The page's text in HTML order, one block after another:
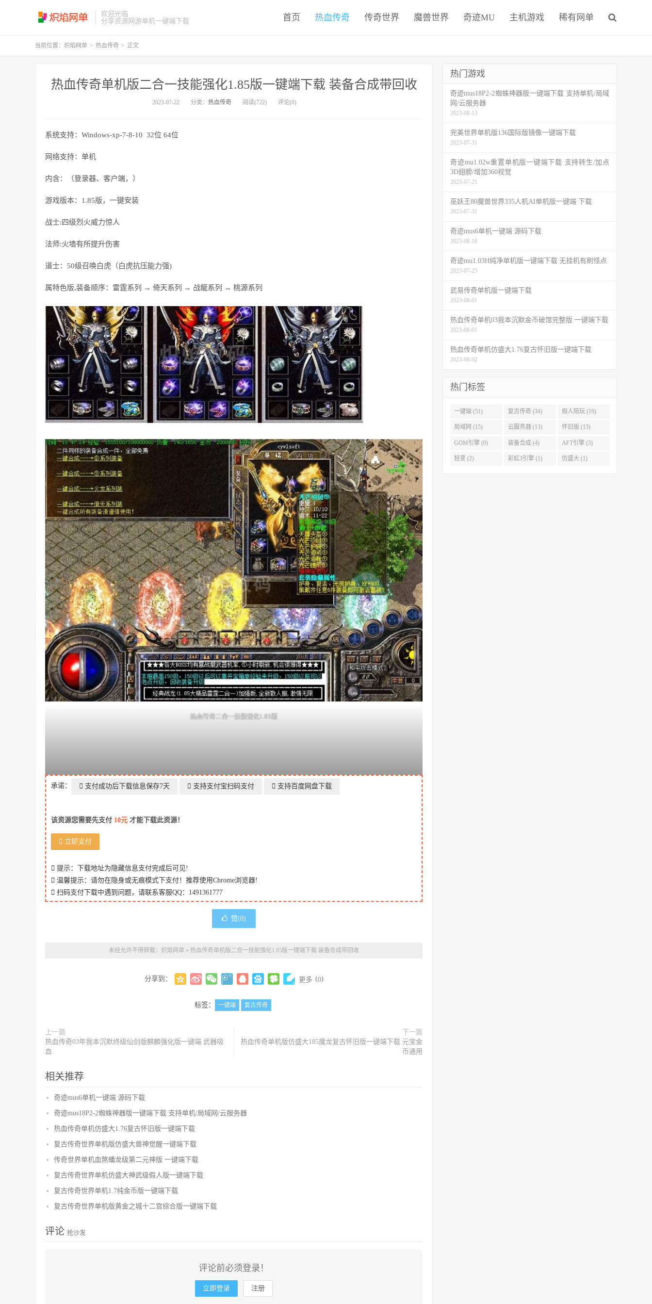
欢迎光临
分享资源网游单机一键端下载
首页 热血传奇 传奇世界 魔兽世界 奇迹MU 主机游戏 稀有网单
当前位置： 炽焰网单 > 热血传奇 > 正文
热血传奇单机版二合一技能强化1.85版一键端下载 装备合成带回收
2023-07-22 分类： 热血传奇 阅读(722) 评论(0)
系统支持：Windows-xp-7-8-10 32位 64位
网络支持：单机
内含：（登录器、客户端，）
游戏版本：1.85版，一键安装
战士:四级烈火威力惊人
法师:火墙有所提升伤害
道士：50级召唤白虎（白虎抗压能力强)
属特色版,装备顺序：雷霆系列 → 倚天系列 → 战龍系列 → 桃源系列
热血传奇二合一技能强化1.85版
承诺： 支付成功后下载信息保存7天 支持支付宝扫码支付 支持百度网盘下载
该资源您需要先支付 10元 才能下载此资源！
立即支付
提示：下载地址为隐藏信息支付完成后可见!
温馨提示：请勿在隐身或无痕模式下支付！推荐使用Chrome浏览器!
扫码支付下载中遇到问题，请联系客服QQ：1491361777
赞(0)
未经允许不得转载： 炽焰网单 » 热血传奇单机版二合一技能强化1.85版一键端下载 装备合成带回收
分享到： 更多 (0)
标签： 一键端 复古传奇
上一篇
热血传奇03年我本沉默终级仙剑版麒麟强化版一键端 武器吸
血
下一篇
热血传奇单机版仿盛大185魔龙复古怀旧版一键端下载 元宝金
币通用
相关推荐
奇迹mus6单机一键端 源码下载
奇迹mus18P2-2蜘蛛神器版一键端下载 支持单机/局域网/云服务器
热血传奇单机仿盛大1.76复古怀旧版一键端下载
复古传奇世界单机版仿盛大兽神觉醒一键端下载
传奇世界单机血煞蟠龙级第二元神版 一键端下载
复古传奇世界单机仿盛大神武级假人版一键端下载
复古传奇世界单机1.7纯金币版一键端下载
复古传奇世界单机版黄金之城十二宫综合版一键端下载
评论 抢沙发
评论前必须登录！
立即登录 注册
热门游戏
奇迹mus18P2-2蜘蛛神器版一键端下载 支持单机/局域
网/云服务器
2023-08-13
完美世界单机版136国际版镜像一键端下载
2023-07-31
奇迹mu1.02w重置单机版一键端下载 支持转生/加点
3D翅膀/增加360视觉
2023-07-21
巫妖王80魔兽世界335人机AI单机版一键端 下载
2023-07-31
奇迹mus6单机一键端 源码下载
2023-08-18
奇迹mu1.03H纯净单机版一键端下载 无挂机有刷怪点
2023-07-25
武易传奇单机版一键端下载
2023-08-01
热血传奇单机03我本沉默金币破馆完整版 一键端下载
2023-08-01
热血传奇单机仿盛大1.76复古怀旧版一键端下载
2023-08-02
热门标签
一键端 (51) 复古传奇 (34) 假人陪玩 (19)
局域网 (15) 云服务器 (13) 怀旧版 (13)
GOM引擎 (9) 装备合成 (4) AFT引擎 (3)
轻变 (2) 彩虹3引擎 (1) 仿盛大 (1)